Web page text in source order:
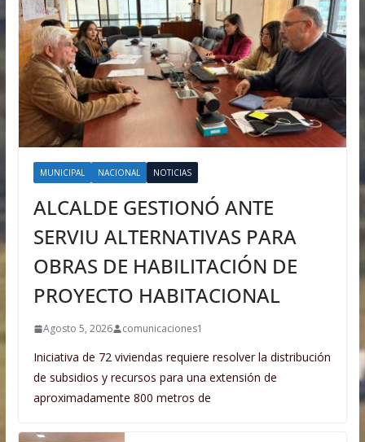
MUNICIPAL NACIONAL NOTICIAS
ALCALDE GESTIONÓ ANTE
SERVIU ALTERNATIVAS PARA
OBRAS DE HABILITACIÓN DE
PROYECTO HABITACIONAL
Agosto 5, 2026 comunicaciones1
Iniciativa de 72 viviendas requiere resolver la distribución
de subsidios y recursos para una extensión de
aproximadamente 800 metros de